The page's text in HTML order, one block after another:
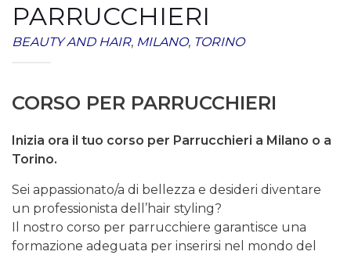
PARRUCCHIERI
BEAUTY AND HAIR, MILANO, TORINO
CORSO PER PARRUCCHIERI
Inizia ora il tuo corso per Parrucchieri a Milano o a
Torino.
Sei appassionato/a di bellezza e desideri diventare
un professionista dell’hair styling?
Il nostro corso per parrucchiere garantisce una
formazione adeguata per inserirsi nel mondo del